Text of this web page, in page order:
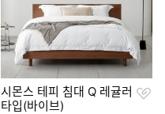
시몬스 테피 침대 Q 레귤러
타입(바이브)
찜